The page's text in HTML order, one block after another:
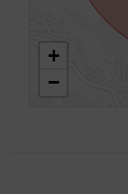
+
−